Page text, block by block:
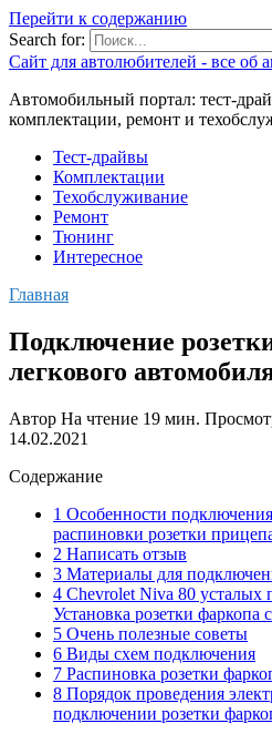
Перейти к содержанию
Search for:
Сайт для автолюбителей - все об
Автомобильный портал: тест-
комплектации, ремонт и
Тест-драйвы
Комплектации
Техобслуживание
Ремонт
Тюнинг
Интересное
Главная
Подключение
легкового
Автор На чтение 19 мин.
14.02.2021
Содержание
1 Особенности
распиновки розетки
2 Написать отзыв
3 Материалы для
4 Chevrolet Niva 80 усталых
Установка розетки фаркопа
5 Очень полезные советы
6 Виды схем подключения
7 Распиновка розетки
8 Порядок проведения
подключении розетки